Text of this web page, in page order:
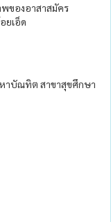
ของอาสาสมัคร
ยเอ็ด
าบัณทิต สาขาสุขศึกษา